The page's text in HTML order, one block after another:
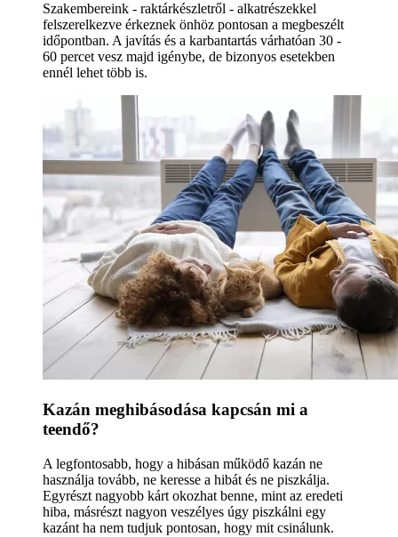
Szakembereink - raktárkészletről - alkatrészekkel
felszerelkezve érkeznek önhöz pontosan a megbeszélt
időpontban. A javítás és a karbantartás várhatóan 30 -
60 percet vesz majd igénybe, de bizonyos esetekben
ennél lehet több is.
Kazán meghibásodása kapcsán mi a
teendő?
A legfontosabb, hogy a hibásan működő kazán ne
használja tovább, ne keresse a hibát és ne piszkálja.
Egyrészt nagyobb kárt okozhat benne, mint az eredeti
hiba, másrészt nagyon veszélyes úgy piszkálni egy
kazánt ha nem tudjuk pontosan, hogy mit csinálunk.